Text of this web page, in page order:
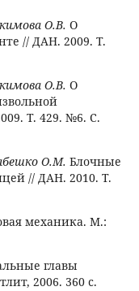
О.В. О
// ДАН. 2009. Т.
О.В. О
Т. 429. №6. С.
О.М. Блочные
// ДАН. 2010. Т.
механика. М.:
главы
2006. 360 с.